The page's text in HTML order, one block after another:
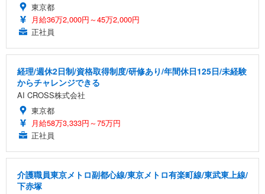
東京都
月給36万2,000円～45万2,000円
正社員
経理/週休2日制/資格取得制度/研修あり/年間休日125日/未経験
からチャレンジできる
AI CROSS株式会社
東京都
月給58万3,333円～75万円
正社員
介護職員東京メトロ副都心線/東京メトロ有楽町線/東武東上線/
下赤塚